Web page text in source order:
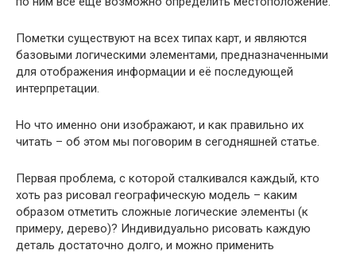
Пометки существуют на всех типах карт, и являются
базовыми логическими элементами, предназначенными
для отображения информации и её последующей
интерпретации.
Но что именно они изображают, и как правильно их
читать – об этом мы поговорим в сегодняшней статье.
Первая проблема, с которой сталкивался каждый, кто
хоть раз рисовал географическую модель – каким
образом отметить сложные логические элементы (к
примеру, дерево)? Индивидуально рисовать каждую
деталь достаточно долго, и можно применить